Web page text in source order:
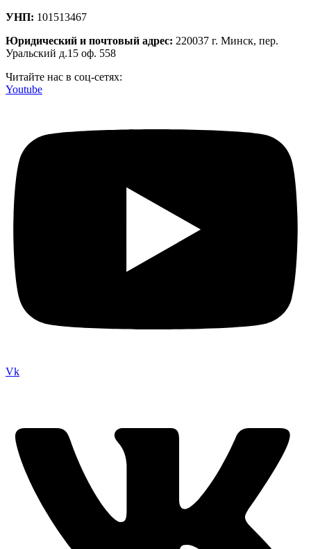
УНП: 101513467
Юридический и почтовый адрес: 220037 г. Минск, пер.
Уральский д.15 оф. 558
Читайте нас в соц-сетях:
Youtube
Vk